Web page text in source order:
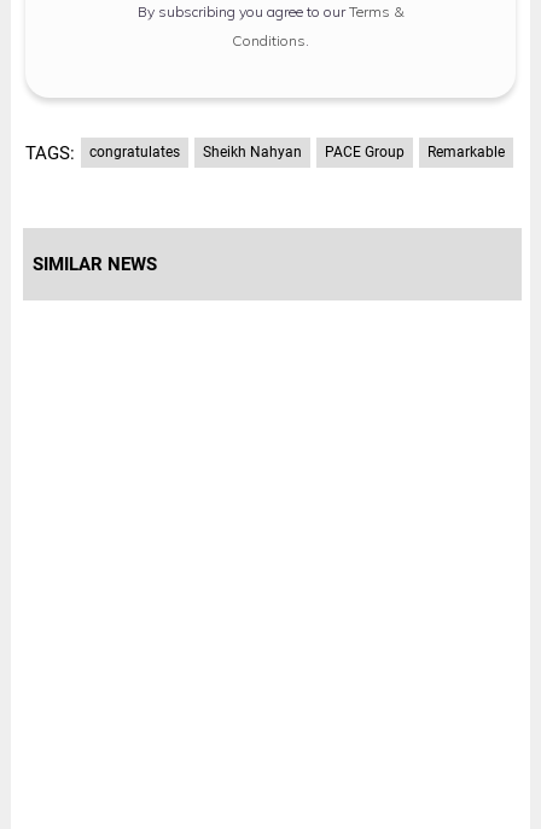
By subscribing you agree to ourTerms &
Conditions
TAGS: congratulates Sheikh Nahyan PACE Group Remarkable
SIMILAR NEWS